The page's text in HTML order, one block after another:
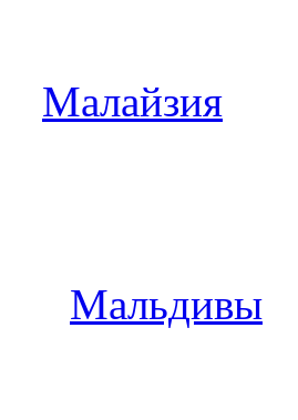
Малайзия
Мальдивы